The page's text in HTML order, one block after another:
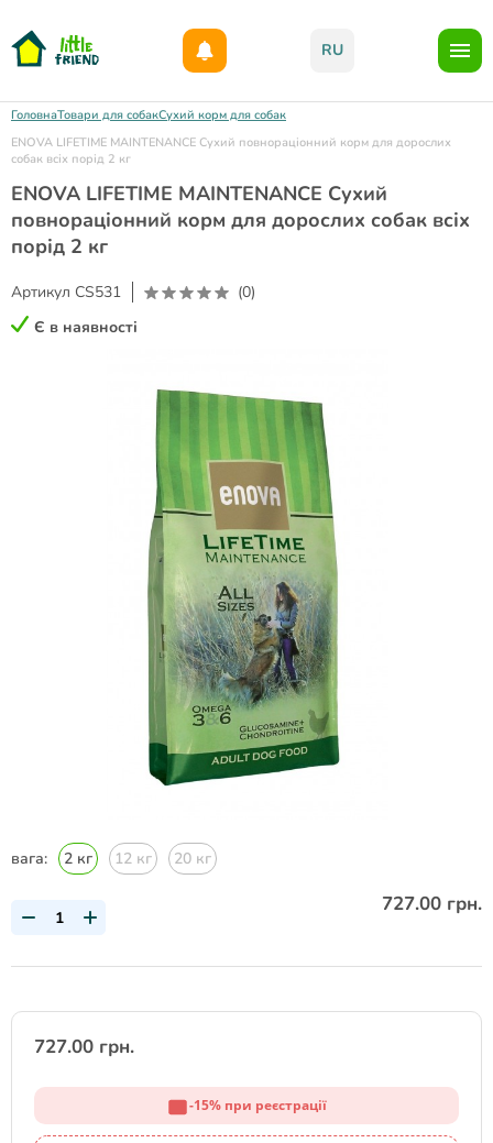
RU
ГоловнаТовари для собакСухий корм для собак
ENOVA LIFETIME MAINTENANCE Сухий повнораціонний корм для дорослих
собак всіх порід 2 кг
ENOVA LIFETIME MAINTENANCE Сухий
повнораціонний корм для дорослих собак всіх
порід 2 кг
Артикул CS531
(0)
Є в наявності
вага: 2 кг 12 кг 20 кг
727.00 грн.
727.00 грн.
-15% при реєстрації